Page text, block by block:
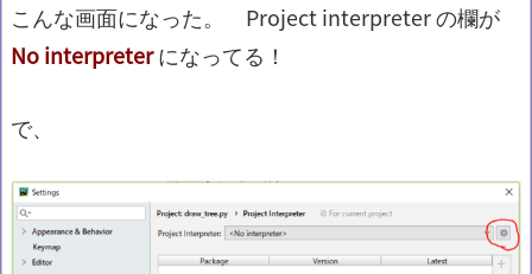
こんな画面になった。 Project interpreter の欄が
No interpreterになってる！
で、